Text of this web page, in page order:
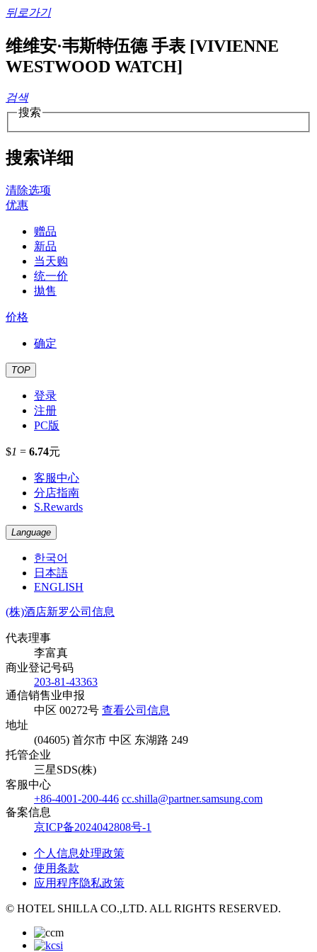
뒤로가기
维维安·韦斯特伍德 手表 [VIVIENNE
WESTWOOD WATCH]
검색
搜索
搜索详细
清除选项
优惠
赠品
新品
当天购
统一价
拋售
价格
确定
TOP
登录
注册
PC版
$1 = 6.74元
客服中心
分店指南
S.Rewards
Language
한국어
日本語
ENGLISH
(株)酒店新罗公司信息
代表理事
李富真
商业登记号码
203-81-43363
通信销售业申报
中区 00272号 查看公司信息
地址
(04605) 首尔市 中区 东湖路 249
托管企业
三星SDS(株)
客服中心
+86-4001-200-446 cc.shilla@partner.samsung.com
备案信息
京ICP备2024042808号-1
个人信息处理政策
使用条款
应用程序隐私政策
© HOTEL SHILLA CO.,LTD. ALL RIGHTS RESERVED.